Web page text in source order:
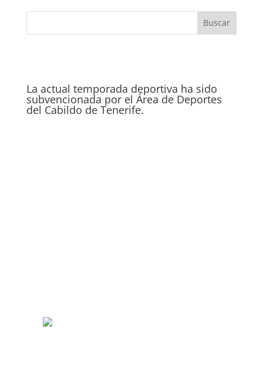
La actual temporada deportiva ha sido
subvencionada por el Área de Deportes
del Cabildo de Tenerife.